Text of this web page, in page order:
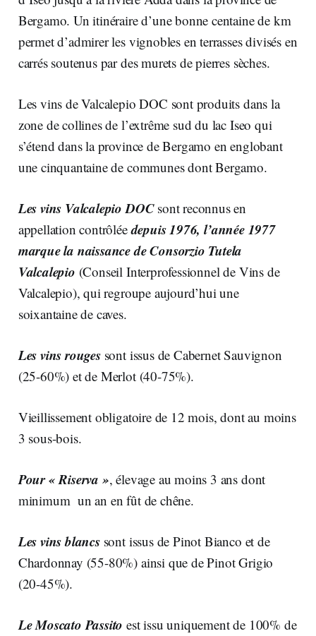
Bergamo. Un itinéraire d’une bonne centaine de km
permet d’admirer les vignobles en terrasses divisés en
carrés soutenus par des murets de pierres sèches.
Les vins de Valcalepio DOC sont produits dans la
zone de collines de l’extrême sud du lac Iseo qui
s’étend dans la province de Bergamo en englobant
une cinquantaine de communes dont Bergamo.
Les vins Valcalepio DOC sont reconnus en
appellation contrôléedepuis 1976, l’année 1977
marque la naissance de Consorzio Tutela
Valcalepio (Conseil Interprofessionnel de Vins de
Valcalepio), qui regroupe aujourd’hui une
soixantaine de caves.
Les vins rouges sont issus de Cabernet Sauvignon
(25-60%) et de Merlot (40-75%).
Vieillissement obligatoire de 12 mois, dont au moins
3 sous-bois.
Pour « Riserva », élevage au moins 3 ans dont
minimum un an en fût de chêne.
Les vins blancssont issus de Pinot Bianco et de
Chardonnay (55-80%) ainsi que de Pinot Grigio
(20-45%).
Le Moscato Passito est issu uniquement de 100% de